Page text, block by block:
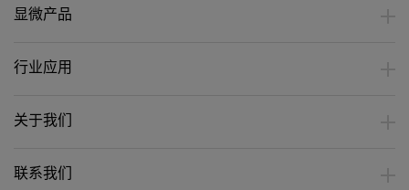
显微产品
行业应用
关于我们
联系我们